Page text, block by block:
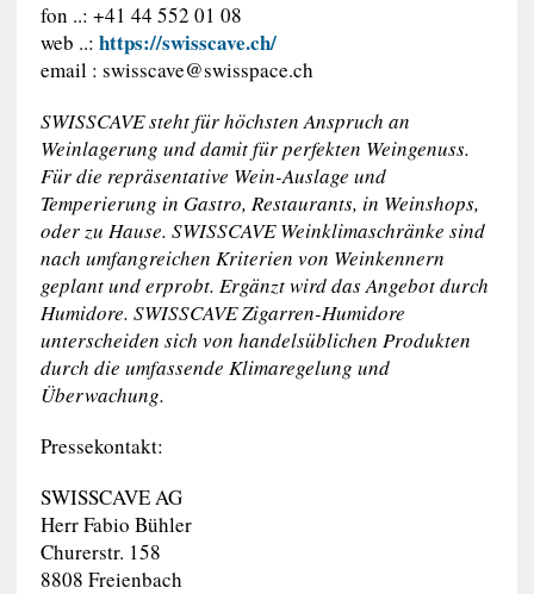
fon ..: +41 44 552 01 08
web ..: https://swisscave.ch/
email : swisscave@swisspace.ch
SWISSCAVE steht für höchsten Anspruch an
Weinlagerung und damit für perfekten Weingenuss.
Für die repräsentative Wein-Auslage und
Temperierung in Gastro, Restaurants, in Weinshops,
oder zu Hause. SWISSCAVE Weinklimaschränke sind
nach umfangreichen Kriterien von Weinkennern
geplant und erprobt. Ergänzt wird das Angebot durch
Humidore. SWISSCAVE Zigarren-Humidore
unterscheiden sich von handelsüblichen Produkten
durch die umfassende Klimaregelung und
Überwachung.
Pressekontakt:
SWISSCAVE AG
Herr Fabio Bühler
Churerstr. 158
8808 Freienbach